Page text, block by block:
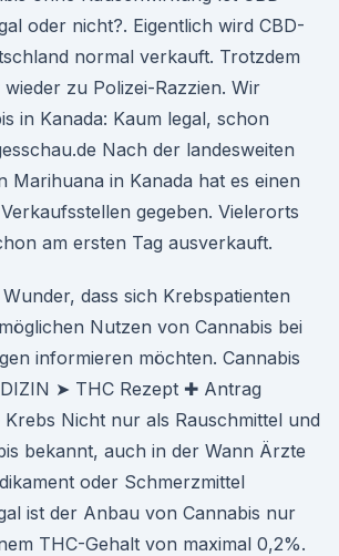
oder nicht?. Eigentlich wird CBD-
normal verkauft. Trotzdem
zu Polizei-Razzien. Wir
in Kanada: Kaum legal, schon
Nach der landesweiten
Marihuana in Kanada hat es einen
gegeben. Vielerorts
am ersten Tag ausverkauft.
dass sich Krebspatienten
Nutzen von Cannabis bei
informieren möchten. Cannabis
➤ THC Rezept ✚ Antrag
Nicht nur als Rauschmittel und
bekannt, auch in der Wann Ärzte
oder Schmerzmittel
ist der Anbau von Cannabis nur
THC-Gehalt von maximal 0,2%.